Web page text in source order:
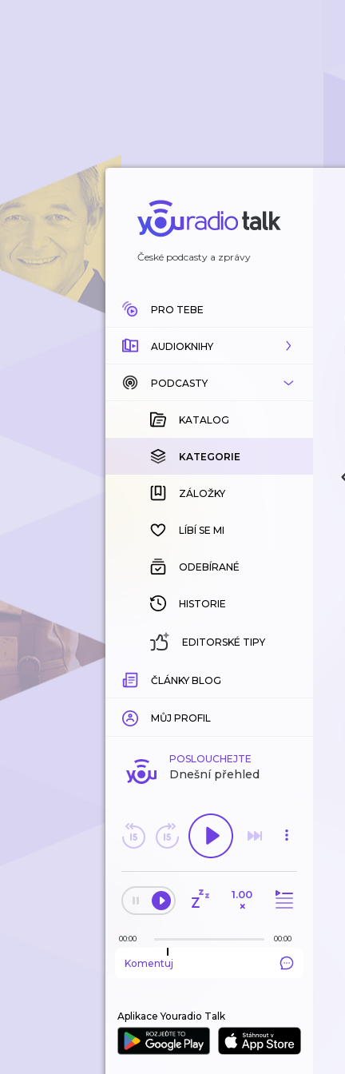
České podcasty a zprávy
PRO TEBE
AUDIOKNIHY
KATALOG
KOUPENÉ
KATEGORIE
ZÁLOŽKY
HISTORIE
PODCASTY
KATALOG
KATEGORIE
ZÁLOŽKY
LÍBÍ SE MI
ODEBÍRANÉ
HISTORIE
EDITORSKÉ TIPY
ČLÁNKY BLOG
MŮJ PROFIL
POSLOUCHEJTE
Dnešní přehled
1.00
×
00:00 00:00
Komentuj
Aplikace Youradio Talk